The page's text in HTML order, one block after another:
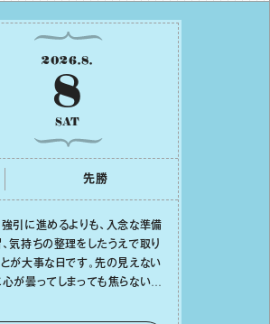
2026.8.
8
SAT
先勝
引に進めるよりも、⼊念な準備
気持ちの整理をしたうえで取り
が⼤事な⽇です。先の⾒えない
が曇ってしまっても焦らない
れていそうな⼈をいたわることに